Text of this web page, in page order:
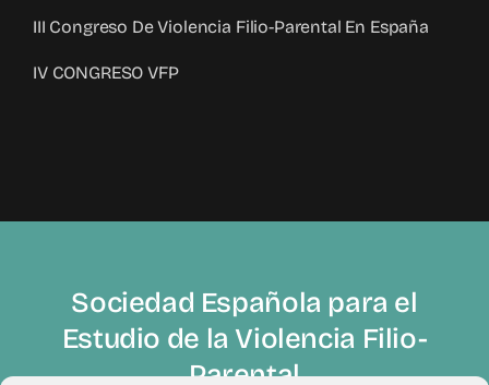
III Congreso De Violencia Filio-Parental En España
IV CONGRESO VFP
Sociedad Española para el
Estudio de la Violencia Filio-
Parental